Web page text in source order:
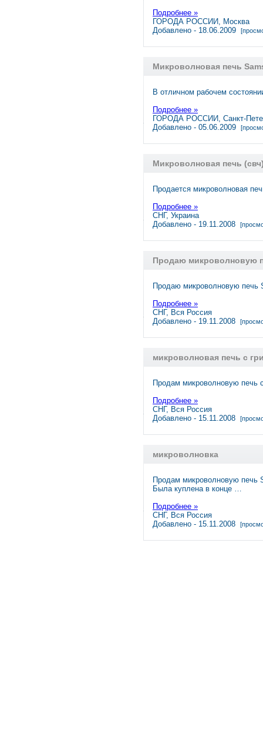
Подробнее »
ГОРОДА РОССИИ, Москва
Добавлено - 18.06.2009
Микроволновая печь
В отличном рабочем
Подробнее »
ГОРОДА РОССИИ, Санкт-
Добавлено - 05.06.2009
Микроволновая печь
Продается микроволновая
Подробнее »
СНГ, Украина
Добавлено - 19.11.2008
Продаю микроволновую
Продаю микроволновую печь
Подробнее »
СНГ, Вся Россия
Добавлено - 19.11.2008
микроволновая печь с
Продам микроволновую печь
Подробнее »
СНГ, Вся Россия
Добавлено - 15.11.2008
микроволновка
Продам микроволновую печь
Была куплена в конце …
Подробнее »
СНГ, Вся Россия
Добавлено - 15.11.2008